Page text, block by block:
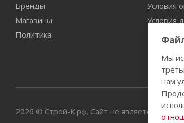
Бренды
Магазины
Политика
Условия
Условия
Гарантия
2026 © Строй-К.рф. Сайт не является
Мы
нам